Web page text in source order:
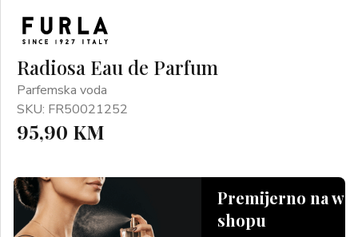
Radiosa Eau de Parfum
Parfemska voda
SKU: FR50021252
95,90 KM
Premijerno na
shopu